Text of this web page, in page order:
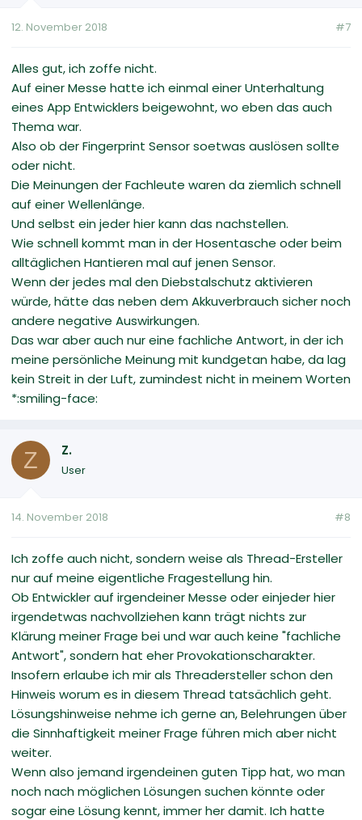
12. November 2018 #7
Alles gut, ich zoffe nicht.
Auf einer Messe hatte ich einmal einer Unterhaltung
eines App Entwicklers beigewohnt, wo eben das auch
Thema war.
Also ob der Fingerprint Sensor soetwas auslösen sollte
oder nicht.
Die Meinungen der Fachleute waren da ziemlich schnell
auf einer Wellenlänge.
Und selbst ein jeder hier kann das nachstellen.
Wie schnell kommt man in der Hosentasche oder beim
alltäglichen Hantieren mal auf jenen Sensor.
Wenn der jedes mal den Diebstalschutz aktivieren
würde, hätte das neben dem Akkuverbrauch sicher noch
andere negative Auswirkungen.
Das war aber auch nur eine fachliche Antwort, in der ich
meine persönliche Meinung mit kundgetan habe, da lag
kein Streit in der Luft, zumindest nicht in meinem Worten
*:smiling-face:
Z Z.
User
14. November 2018 #8
Ich zoffe auch nicht, sondern weise als Thread-Ersteller
nur auf meine eigentliche Fragestellung hin.
Ob Entwickler auf irgendeiner Messe oder einjeder hier
irgendetwas nachvollziehen kann trägt nichts zur
Klärung meiner Frage bei und war auch keine "fachliche
Antwort", sondern hat eher Provokationscharakter.
Insofern erlaube ich mir als Threadersteller schon den
Hinweis worum es in diesem Thread tatsächlich geht.
Lösungshinweise nehme ich gerne an, Belehrungen über
die Sinnhaftigkeit meiner Frage führen mich aber nicht
weiter.
Wenn also jemand irgendeinen guten Tipp hat, wo man
noch nach möglichen Lösungen suchen könnte oder
sogar eine Lösung kennt, immer her damit. Ich hatte